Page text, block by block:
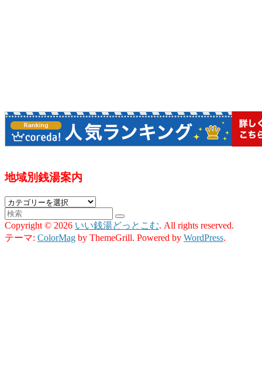
地域別銭湯案内
地
域
別
銭
Copyright © 2026 いい銭湯どっとこむ. All rights reserved.
テーマ: ColorMag by ThemeGrill. Powered by WordPress.